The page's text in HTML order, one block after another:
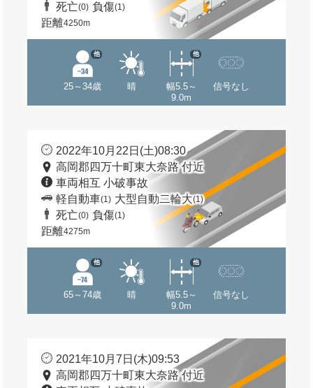
死亡(0) 負傷(1)
距離4250m
25～34歳
他
晴
幅5.5～
9.0m
他
信号なし
2022年10月22日(土)08:30
高岡郡四万十町東大奈路 付近
車両相互 小破事故
軽自動車(1) 大型自動二輪大(1)
死亡(0) 負傷(1)
距離4275m
65～74歳
他
晴
幅5.5～
9.0m
他
信号なし
2021年10月7日(木)09:53
高岡郡四万十町東大奈路 付近